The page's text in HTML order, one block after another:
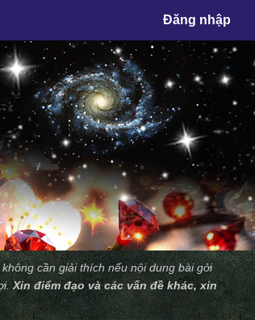
Đăng nhập
×
cần giải thích nếu nội dung bài gởi
Xin điểm đạo và các vấn đề khác, xin